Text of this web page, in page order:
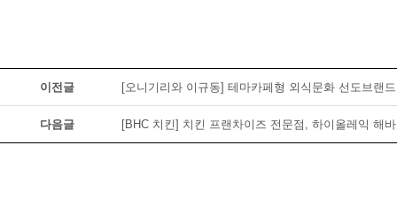
이전글 [오니기리와 이규동] 테마카페형 외식문화 선도브랜드
다음글 [BHC 치킨] 치킨 프랜차이즈 전문점, 하이올레익 해